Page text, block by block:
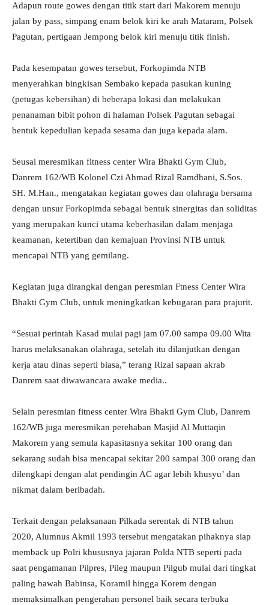
Adapun route gowes dengan titik start dari Makorem menuju
jalan by pass, simpang enam belok kiri ke arah Mataram, Polsek
Pagutan, pertigaan Jempong belok kiri menuju titik finish.
Pada kesempatan gowes tersebut, Forkopimda NTB
menyerahkan bingkisan Sembako kepada pasukan kuning
(petugas kebersihan) di beberapa lokasi dan melakukan
penanaman bibit pohon di halaman Polsek Pagutan sebagai
bentuk kepedulian kepada sesama dan juga kepada alam.
Seusai meresmikan fitness center Wira Bhakti Gym Club,
Danrem 162/WB Kolonel Czi Ahmad Rizal Ramdhani, S.Sos.
SH. M.Han., mengatakan kegiatan gowes dan olahraga bersama
dengan unsur Forkopimda sebagai bentuk sinergitas dan soliditas
yang merupakan kunci utama keberhasilan dalam menjaga
keamanan, ketertiban dan kemajuan Provinsi NTB untuk
mencapai NTB yang gemilang.
Kegiatan juga dirangkai dengan peresmian Ftness Center Wira
Bhakti Gym Club, untuk meningkatkan kebugaran para prajurit.
“Sesuai perintah Kasad mulai pagi jam 07.00 sampa 09.00 Wita
harus melaksanakan olahraga, setelah itu dilanjutkan dengan
kerja atau dinas seperti biasa,” terang Rizal sapaan akrab
Danrem saat diwawancara awake media..
Selain peresmian fitness center Wira Bhakti Gym Club, Danrem
162/WB juga meresmikan perehaban Masjid Al Muttaqin
Makorem yang semula kapasitasnya sekitar 100 orang dan
sekarang sudah bisa mencapai sekitar 200 sampai 300 orang dan
dilengkapi dengan alat pendingin AC agar lebih khusyu’ dan
nikmat dalam beribadah.
Terkait dengan pelaksanaan Pilkada serentak di NTB tahun
2020, Alumnus Akmil 1993 tersebut mengatakan pihaknya siap
memback up Polri khususnya jajaran Polda NTB seperti pada
saat pengamanan Pilpres, Pileg maupun Pilgub mulai dari tingkat
paling bawah Babinsa, Koramil hingga Korem dengan
memaksimalkan pengerahan personel baik secara terbuka